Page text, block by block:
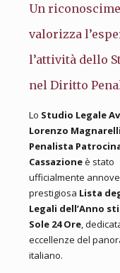
Un
valorizza
l’attività dello
nel Diritto
Lo Studio Legale
Lorenzo Magnarelli
Penalista
Cassazioneè stato
ufficialmente
prestigiosa Lista
Legali dell’Anno
Sole 24 Ore,
eccellenze del
italiano.